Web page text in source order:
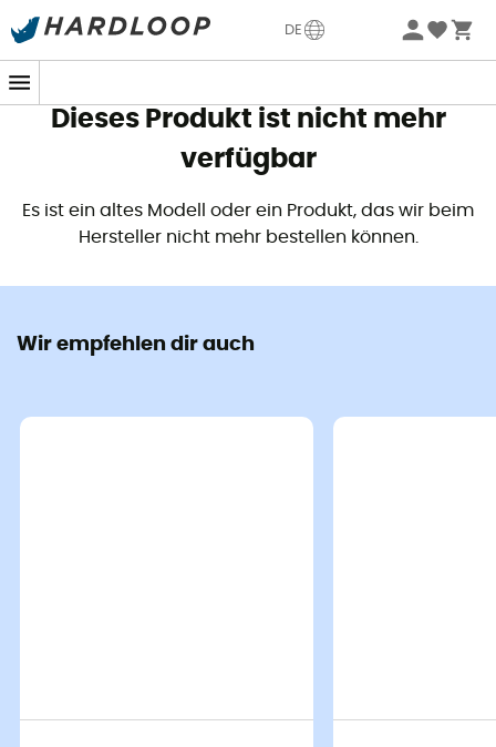
DE
Sommerangebote🔥 -5% EXTRA ab 2 Produkten* Code
Dieses Produkt ist nicht mehr
verfügbar
Es ist ein altes Modell oder ein Produkt, das wir beim
Hersteller nicht mehr bestellen können.
Wir empfehlen dir auch